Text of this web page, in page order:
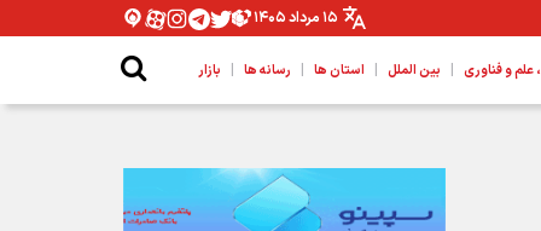
۱۵ مرداد ۱۴۰۵
و فناوری | بین الملل | استان ها | رسانه ها | بازار